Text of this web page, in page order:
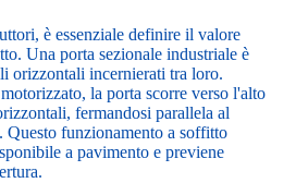
è essenziale definire il valore
Una porta sezionale industriale è
orizzontali incernierati tra loro.
la porta scorre verso l'alto
fermandosi parallela al
Questo funzionamento a soffitto
a pavimento e previene